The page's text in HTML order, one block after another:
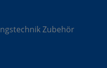
Zubehör